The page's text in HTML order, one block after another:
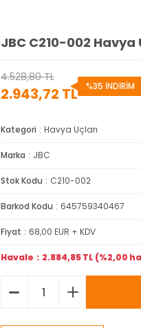
JBC C210-002 Havya
4.528,80 TL
2.943,72 TL %35 İNDİRİM
Kategori Havya Uçları
Marka JBC
Stok Kodu C210-002
Barkod Kodu 645759340467
Fiyat 68,00 EUR + KDV
Havale 2.884,85 TL (%2,00